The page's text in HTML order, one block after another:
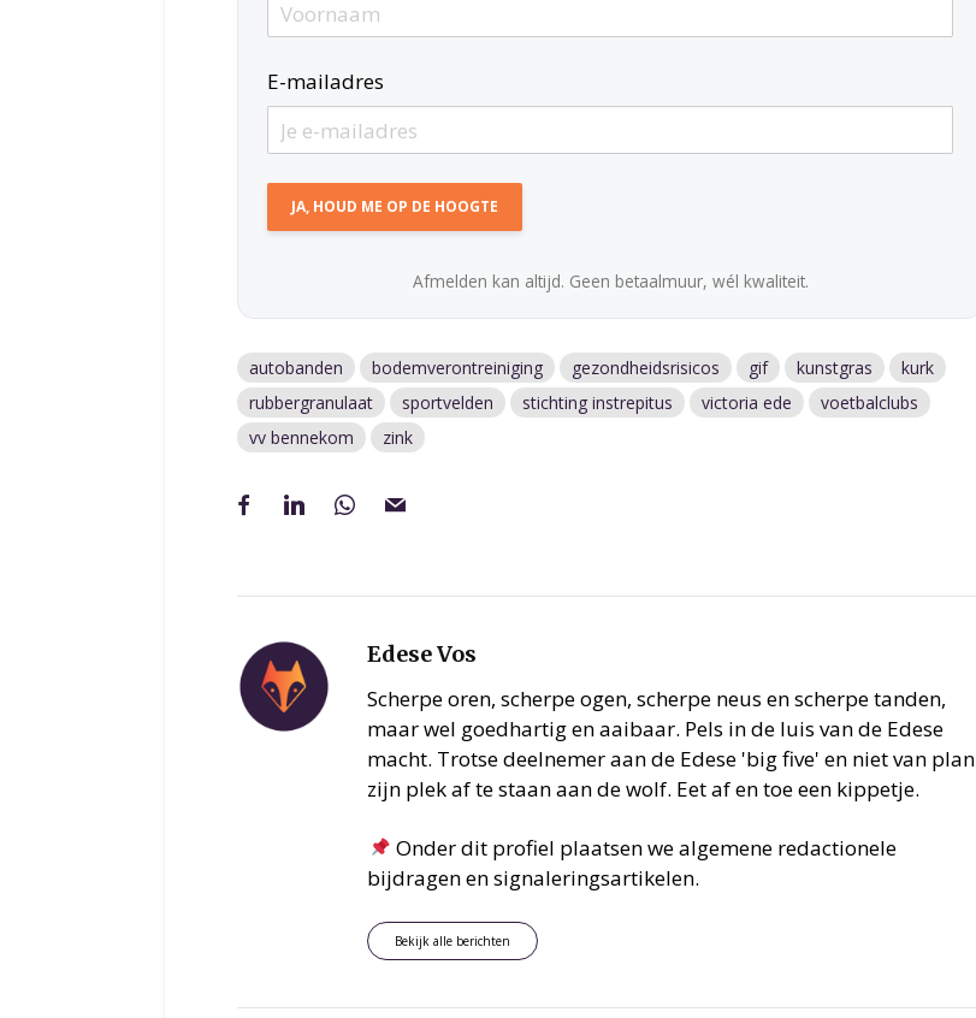
E-mailadres
Afmelden kan altijd. Geen betaalmuur, wél kwaliteit.
autobanden bodemverontreiniging gezondheidsrisicos gif kunstgras
kurk
rubbergranulaat
sportvelden stichting instrepitus victoria ede
voetbalclubs
vv bennekom
zink
Edese Vos
Scherpe oren, scherpe ogen, scherpe neus en scherpe tanden,
maar wel goedhartig en aaibaar. Pels in de luis van de Edese
macht. Trotse deelnemer aan de Edese 'big five' en niet van plan
zijn plek af te staan aan de wolf. Eet af en toe een kippetje.
Onder dit profiel plaatsen we algemene redactionele
bijdragen en signaleringsartikelen.
Bekijk alle berichten